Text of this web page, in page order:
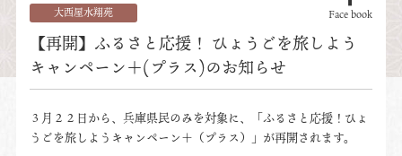
大西屋水翔苑
Face book
【再開】ふるさと応援！ ひょうごを旅しよう
キャンペーン＋(プラス)のお知らせ
３月２２日から、兵庫県民のみを対象に、「ふるさと応援！ひょ
うごを旅しようキャンペーン＋（プラス）」が再開されます。